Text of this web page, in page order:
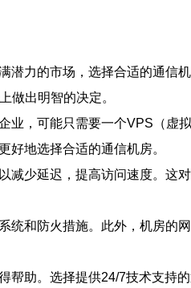
力的市场，选择合适的通信
做出明智的决定。
，可能只需要一个VPS（虚
地选择合适的通信机房。
少延迟，提高访问速度。这
和防火措施。此外，机房的
助。选择提供24/7技术支持